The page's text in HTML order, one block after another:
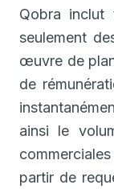
Qobra
seulement
œuvre de
de
ainsi le
partir de